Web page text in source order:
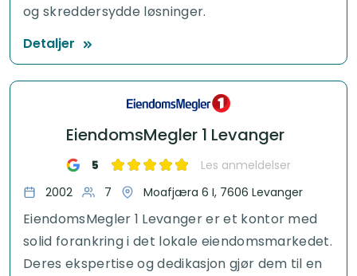
og skreddersydde løsninger.
Detaljer
EiendomsMegler 1 Levanger
5 Les anmeldelser
EiendomsMegler 1 Levanger er et kontor med
solid forankring i det lokale eiendomsmarkedet.
Deres ekspertise og dedikasjon gjør dem til en
2002 7 Moafjæra 6 I, 7606 Levanger